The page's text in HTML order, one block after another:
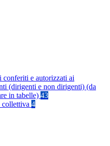
conferiti e autorizzati ai
(dirigenti e non dirigenti) (da
in tabelle) 43
collettiva 4